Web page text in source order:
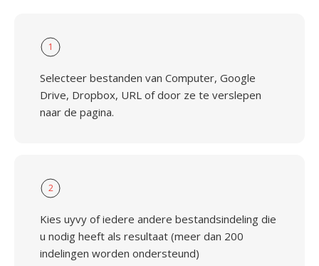
1
Selecteer bestanden van Computer, Google
Drive, Dropbox, URL of door ze te verslepen
naar de pagina.
2
Kies uyvy of iedere andere bestandsindeling die
u nodig heeft als resultaat (meer dan 200
indelingen worden ondersteund)